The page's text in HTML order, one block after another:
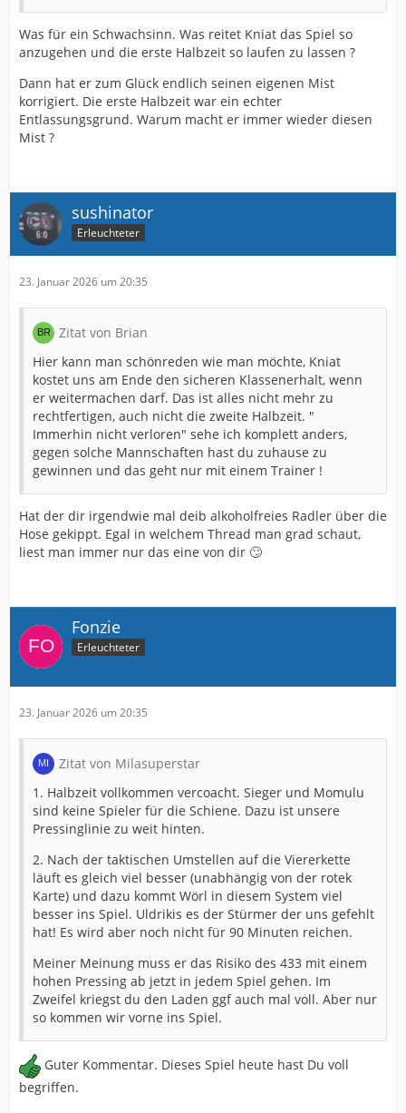
Was für ein Schwachsinn. Was reitet Kniat das Spiel so
anzugehen und die erste Halbzeit so laufen zu lassen ?
Dann hat er zum Glück endlich seinen eigenen Mist
korrigiert. Die erste Halbzeit war ein echter
Entlassungsgrund. Warum macht er immer wieder diesen
Mist ?
sushinator
Erleuchteter
23. Januar 2026 um 20:35
Zitat von Brian
Hier kann man schönreden wie man möchte, Kniat
kostet uns am Ende den sicheren Klassenerhalt, wenn
er weitermachen darf. Das ist alles nicht mehr zu
rechtfertigen, auch nicht die zweite Halbzeit. "
Immerhin nicht verloren" sehe ich komplett anders,
gegen solche Mannschaften hast du zuhause zu
gewinnen und das geht nur mit einem Trainer !
Hat der dir irgendwie mal deib alkoholfreies Radler über die
Hose gekippt. Egal in welchem Thread man grad schaut,
liest man immer nur das eine von dir 🙄
Fonzie
Erleuchteter
23. Januar 2026 um 20:35
Zitat von Milasuperstar
1. Halbzeit vollkommen vercoacht. Sieger und Momulu
sind keine Spieler für die Schiene. Dazu ist unsere
Pressinglinie zu weit hinten.
2. Nach der taktischen Umstellen auf die Viererkette
läuft es gleich viel besser (unabhängig von der rotek
Karte) und dazu kommt Wörl in diesem System viel
besser ins Spiel. Uldrikis es der Stürmer der uns gefehlt
hat! Es wird aber noch nicht für 90 Minuten reichen.
Meiner Meinung muss er das Risiko des 433 mit einem
hohen Pressing ab jetzt in jedem Spiel gehen. Im
Zweifel kriegst du den Laden ggf auch mal voll. Aber nur
so kommen wir vorne ins Spiel.
Guter Kommentar. Dieses Spiel heute hast Du voll
begriffen.